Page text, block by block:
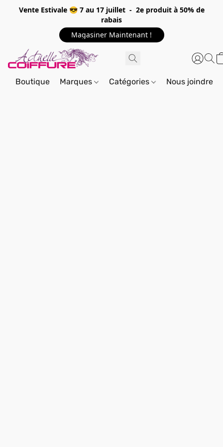
Vente Estivale 😎 7 au 17 juillet - 2e produit à 50% de
rabais
Magasiner Maintenant !
Boutique Marques Catégories Nous joindre